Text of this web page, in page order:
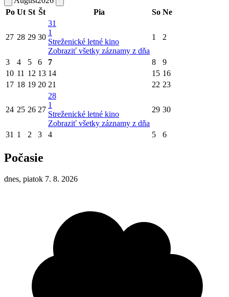
Po Ut St Št Pia So Ne
27 28 29 30
31
1
Streženické letné kino
Zobraziť všetky záznamy z dňa
1 2
3 4 5 6 7 8
9
10 11 12 13 14 15 16
17 18 19 20 21 22 23
24 25 26 27
28
1
Streženické letné kino
Zobraziť všetky záznamy z dňa
29 30
31 1 2 3 4 5 6
Počasie
dnes, piatok 7. 8. 2026